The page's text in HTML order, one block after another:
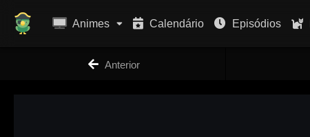
Animes Calendário Episódios
Anterior